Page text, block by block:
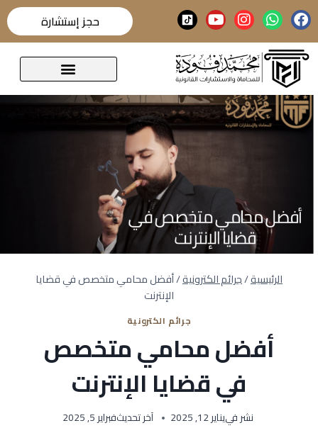
حجز إستشارة
الرئيسية/جرائم الكترونية/أفضل محامي متخصص في قضايا
الإنترنت
جرائم الكترونية
أفضل محامي متخصص
في قضايا الإنترنت
نشر فييناير 12, 2025 آخر تحديثفبراير 5, 2025